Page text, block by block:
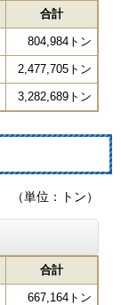
合計
804,984トン
2,477,705トン
3,282,689トン
（単位：トン）
合計
667,164トン